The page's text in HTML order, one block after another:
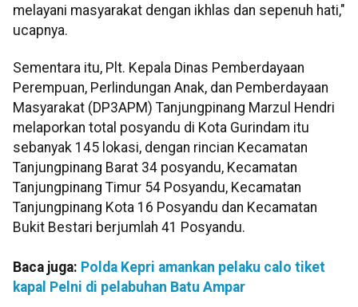
melayani masyarakat dengan ikhlas dan sepenuh hati,"
ucapnya.
Sementara itu, Plt. Kepala Dinas Pemberdayaan
Perempuan, Perlindungan Anak, dan Pemberdayaan
Masyarakat (DP3APM) Tanjungpinang Marzul Hendri
melaporkan total posyandu di Kota Gurindam itu
sebanyak 145 lokasi, dengan rincian Kecamatan
Tanjungpinang Barat 34 posyandu, Kecamatan
Tanjungpinang Timur 54 Posyandu, Kecamatan
Tanjungpinang Kota 16 Posyandu dan Kecamatan
Bukit Bestari berjumlah 41 Posyandu.
Baca juga: Polda Kepri amankan pelaku calo tiket
kapal Pelni di pelabuhan Batu Ampar